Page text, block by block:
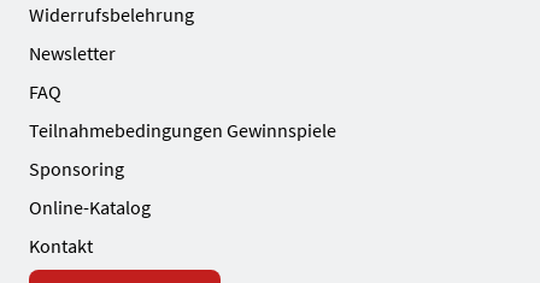
Widerrufsbelehrung
Newsletter
FAQ
Teilnahmebedingungen Gewinnspiele
Sponsoring
Online-Katalog
Kontakt